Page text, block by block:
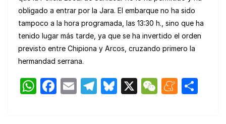
obligado a entrar por la Jara. El embarque no ha sido
tampoco a la hora programada, las 13:30 h., sino que ha
tenido lugar más tarde, ya que se ha invertido el orden
previsto entre Chipiona y Arcos, cruzando primero la
hermandad serrana.
W F
E
T
Bl X
W M